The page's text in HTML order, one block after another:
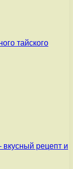
тайского
вкусный рецепт и